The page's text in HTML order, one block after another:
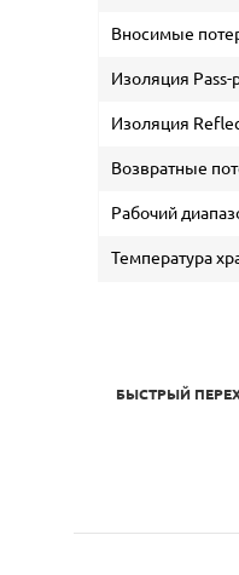
Вносимые
Изоляция Pass-
Изоляция
Возвратные
Рабочий
Температура
БЫСТРЫЙ